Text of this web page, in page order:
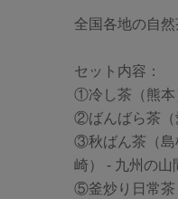
全国各地の自
セット内容：
①冷し茶（熊本
②ばんばら茶（
③秋ばん茶（島
崎） - 九州の
⑤釜炒り日常茶